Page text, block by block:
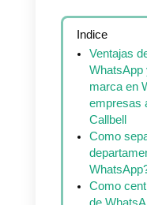
Indice